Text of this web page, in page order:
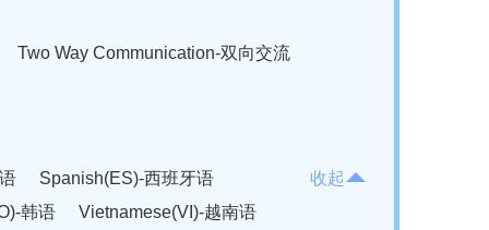
Two Way Communication-双向交流
Spanish(ES)-西班牙语
韩语
Vietnamese(VI)-越南语
收起